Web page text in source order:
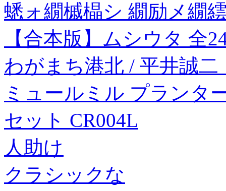
蟋ォ繝槭橸シ 繝励メ繝
【合本版】ムシウタ 全
わがまち港北 / 平井誠二
ミュールミル プランタ
セット CR004L
人助け
クラシックな